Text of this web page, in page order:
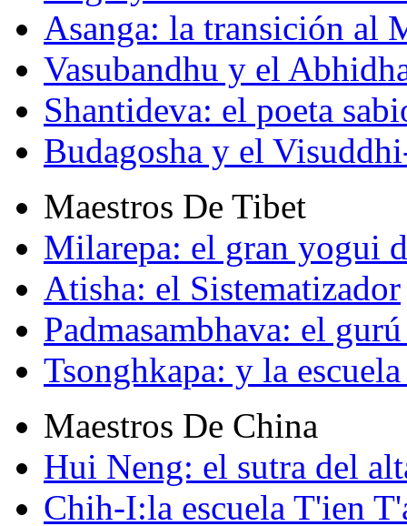
Asanga: la transición al
Vasubandhu y el
Shantideva: el poeta
Budagosha y el
Maestros De Tibet
Milarepa: el gran yogui
Atisha: el Sistematizador
Padmasambhava: el
Tsonghkapa: y la
Maestros De China
Hui Neng: el sutra del
Chih-I:la escuela T'ien